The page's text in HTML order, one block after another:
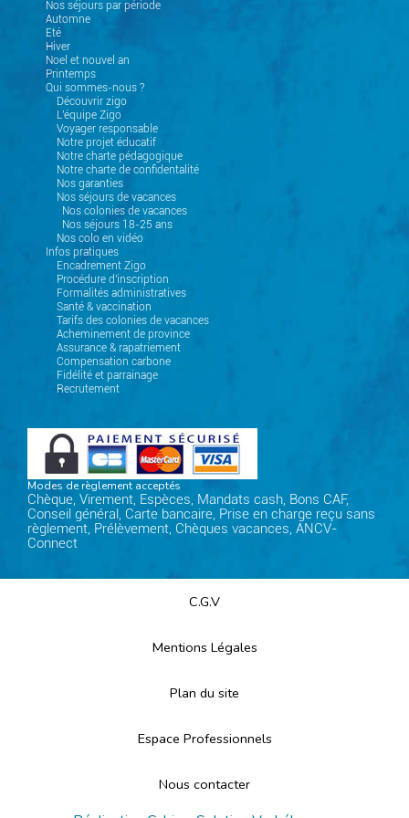
Nos séjours par période
Automne
Eté
Hiver
Noel et nouvel an
Printemps
Qui sommes-nous ?
Découvrir zigo
L'équipe Zigo
Voyager responsable
Notre projet éducatif
Notre charte pédagogique
Notre charte de confidentalité
Nos garanties
Nos séjours de vacances
Nos colonies de vacances
Nos séjours 18-25 ans
Nos colo en vidéo
Infos pratiques
Encadrement Zigo
Procédure d'inscription
Formalités administratives
Santé & vaccination
Tarifs des colonies de vacances
Acheminement de province
Assurance & rapatriement
Compensation carbone
Fidélité et parrainage
Recrutement
Modes de règlement acceptés
Chèque, Virement, Espèces, Mandats cash, Bons CAF,
Conseil général, Carte bancaire, Prise en charge reçu sans
règlement, Prélèvement, Chèques vacances, ANCV-
Connect
C.G.V
Mentions Légales
Plan du site
Espace Professionnels
Nous contacter